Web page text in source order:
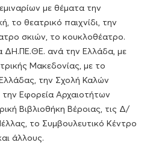
με θέματα την
το θεατρικό παιχνίδι, την
σκιών, το κουκλοθέατρο.
ΔΗ.ΠΕ.ΘΕ. ανά την Ελλάδα, με
Μακεδονίας, με το
την Σχολή Καλών
Εφορεία Αρχαιοτήτων
Βιβλιοθήκη Βέροιας, τις Δ/
το Συμβουλευτικό Κέντρο
άλλους.